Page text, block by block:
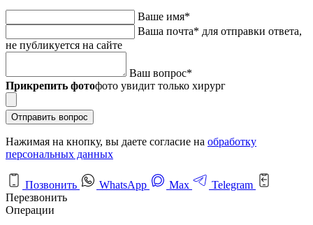
Ваше имя*
Ваша почта* для отправки ответа,
не публикуется на сайте
Ваш вопрос*
Прикрепить фотофото увидит только хирург
Отправить вопрос
Нажимая на кнопку, вы даете согласие на обработку
персональных данных
Позвонить WhatsApp Max
Telegram
Перезвонить
Операции